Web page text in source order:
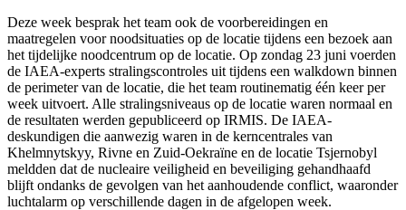
Deze week besprak het team ook de voorbereidingen en
maatregelen voor noodsituaties op de locatie tijdens een bezoek aan
het tijdelijke noodcentrum op de locatie. Op zondag 23 juni voerden
de IAEA-experts stralingscontroles uit tijdens een walkdown binnen
de perimeter van de locatie, die het team routinematig één keer per
week uitvoert. Alle stralingsniveaus op de locatie waren normaal en
de resultaten werden gepubliceerd op IRMIS. De IAEA-
deskundigen die aanwezig waren in de kerncentrales van
Khelmnytskyy, Rivne en Zuid-Oekraïne en de locatie Tsjernobyl
meldden dat de nucleaire veiligheid en beveiliging gehandhaafd
blijft ondanks de gevolgen van het aanhoudende conflict, waaronder
luchtalarm op verschillende dagen in de afgelopen week.